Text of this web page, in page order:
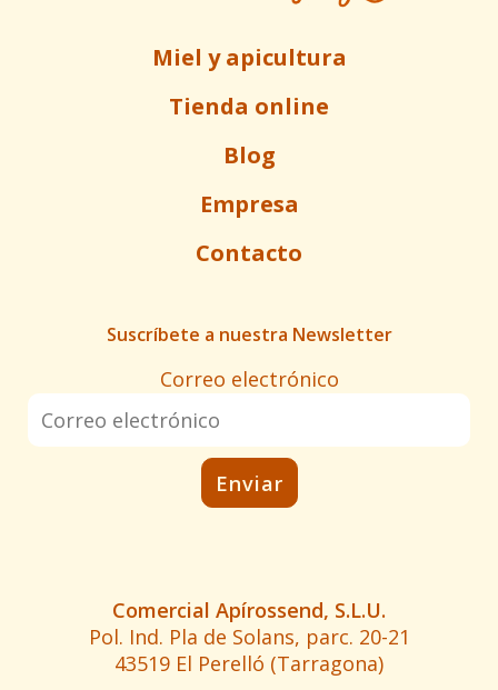
Miel y apicultura
Tienda online
Blog
Empresa
Contacto
Suscríbete a nuestra Newsletter
Correo electrónico
Comercial Apírossend, S.L.U.
Pol. Ind. Pla de Solans, parc. 20-21
43519 El Perelló (Tarragona)